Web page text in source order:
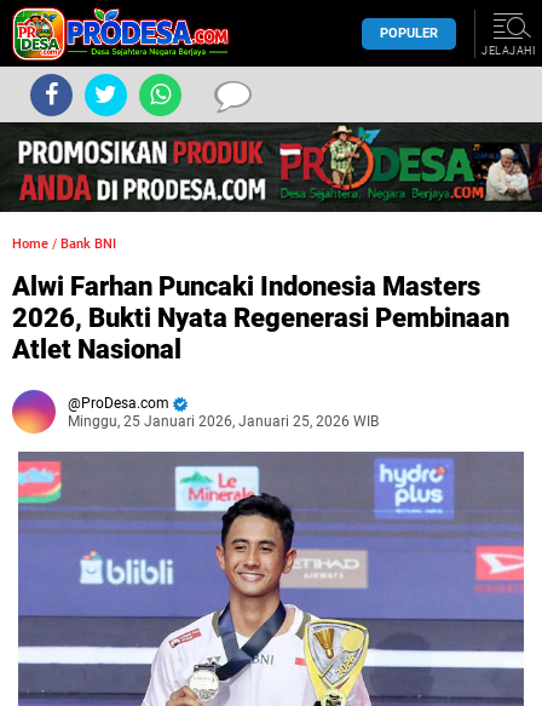
POPULER
JELAJAHI
Home / Bank BNI
Alwi Farhan Puncaki Indonesia Masters
2026, Bukti Nyata Regenerasi Pembinaan
Atlet Nasional
ProDesa.com
Minggu, 25 Januari 2026, Januari 25, 2026 WIB